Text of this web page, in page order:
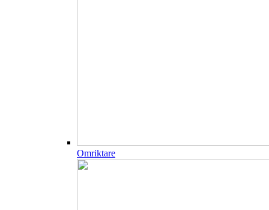
Omriktare